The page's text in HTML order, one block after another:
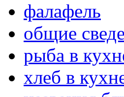
фалафель
общие
рыба в
хлеб в